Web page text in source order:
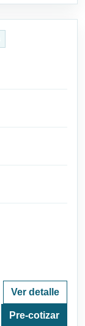
Ver detalle
Pre-cotizar